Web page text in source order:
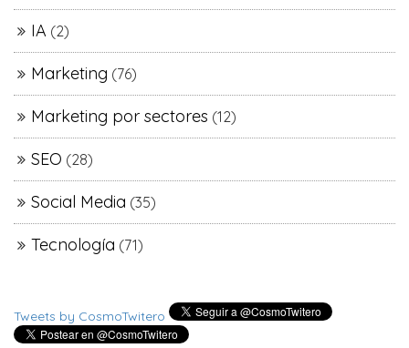
IA (2)
Marketing (76)
Marketing por sectores (12)
SEO (28)
Social Media (35)
Tecnología (71)
Tweets by CosmoTwitero